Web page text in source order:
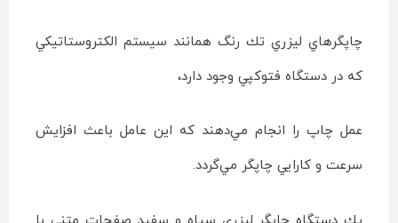
چاپگرهاي ليزري تك رنگ همانند سيستم الكتروستاتيكي
كه در دستگاه فتوكپي وجود دارد،
عمل چاپ را انجام مي‌دهند كه اين عامل باعث افزايش
سرعت و كارايي چاپگر مي‌گردد.